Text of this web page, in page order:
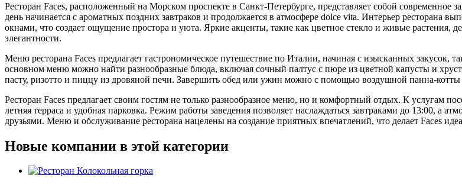
Ресторан Faces, расположенный на Морском проспекте в Санкт-Петербурге, представляет собой современное
день начинается с ароматных поздних завтраков и продолжается в атмосфере dolce vita. Интерьер
окнами, что создает ощущение простора и уюта. Яркие акценты, такие как цветное стекло и живые растения,
элегантности.
Меню ресторана Faces предлагает гастрономическое путешествие по Италии, начиная с изысканных закусок,
основном меню можно найти разнообразные блюда, включая сочный палтус с пюре из цветной капусты и
пасту, ризотто и пиццу из дровяной печи. Завершить обед или ужин можно с помощью воздушной панна-котты
Ресторан Faces предлагает своим гостям не только разнообразное меню, но и комфортный отдых. К услугам
летняя терраса и удобная парковка. Режим работы заведения позволяет наслаждаться завтраками до 13:00, а
друзьями. Меню и обслуживание ресторана нацелены на создание приятных впечатлений, что делает Faces
Новые компании в этой категории